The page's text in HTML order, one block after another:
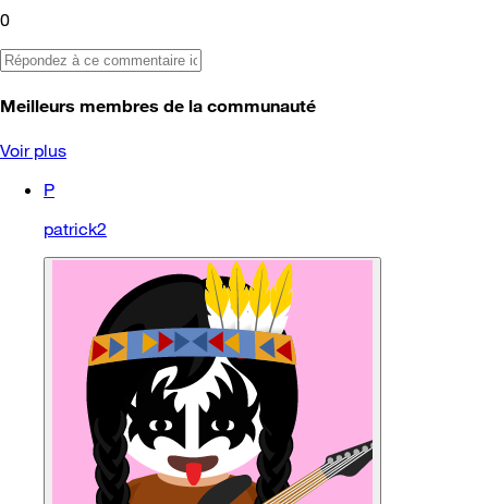
0
Meilleurs membres de la communauté
Voir plus
P
patrick2